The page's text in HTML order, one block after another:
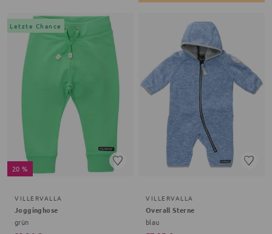
Letzte Chance
20 %
VILLERVALLA
Jogginghose
grün
VILLERVALLA
Overall Sterne
blau